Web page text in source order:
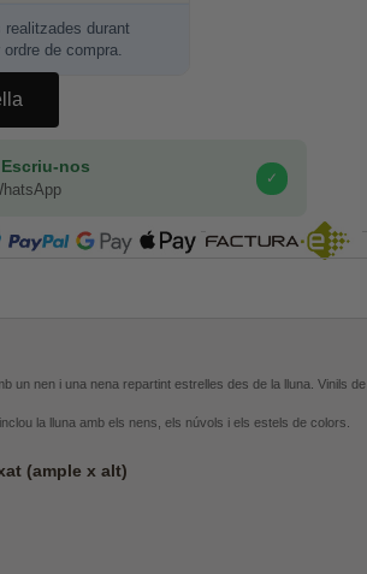
realitzades durant
ordre de compra.
nos
✓
SEGURA
un nen i una nena repartint estrelles des de la lluna. Vinils de
la lluna amb els nens, els núvols i els estels de colors.
(ample x alt)